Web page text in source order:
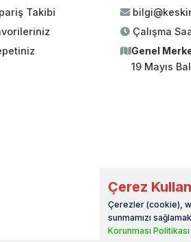
Takibi
Çalışma
Genel
19 Mayıs
Çerez
Çerezler (cookie),
sunmamızı
Korunması Politikası